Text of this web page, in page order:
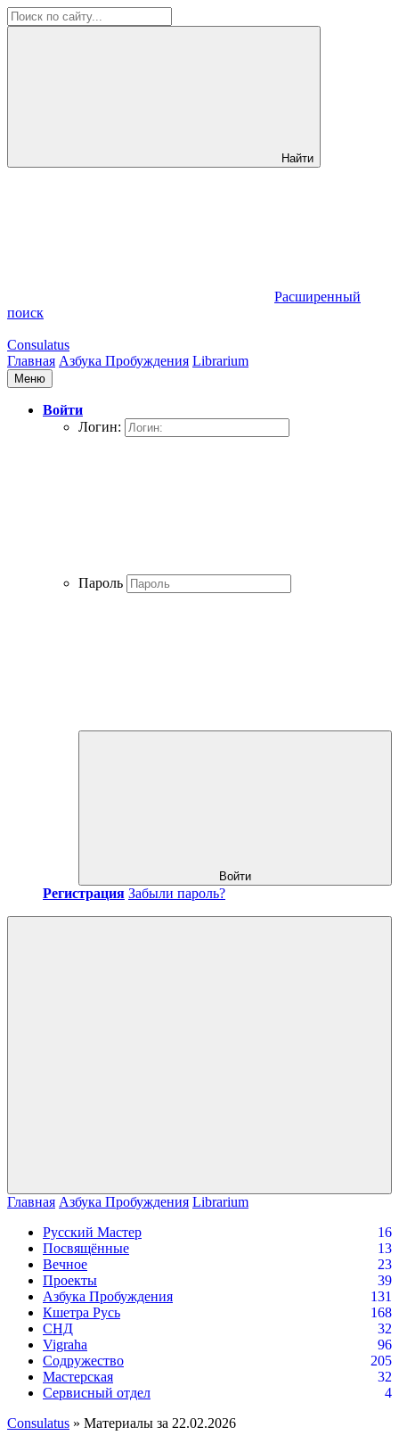
Найти
Расширенный
поиск
Consulatus
Главная Азбука Пробуждения Librarium
Меню
Войти
Логин:
Пароль
Войти
Регистрация Забыли пароль?
Главная Азбука Пробуждения Librarium
Русский Мастер
16
Посвящённые
13
Вечное
23
Проекты
39
Азбука Пробуждения
131
Кшетра Русь
168
СНД
32
Vigraha
96
Содружество
205
Мастерская
32
Сервисный отдел
4
Consulatus » Материалы за 22.02.2026